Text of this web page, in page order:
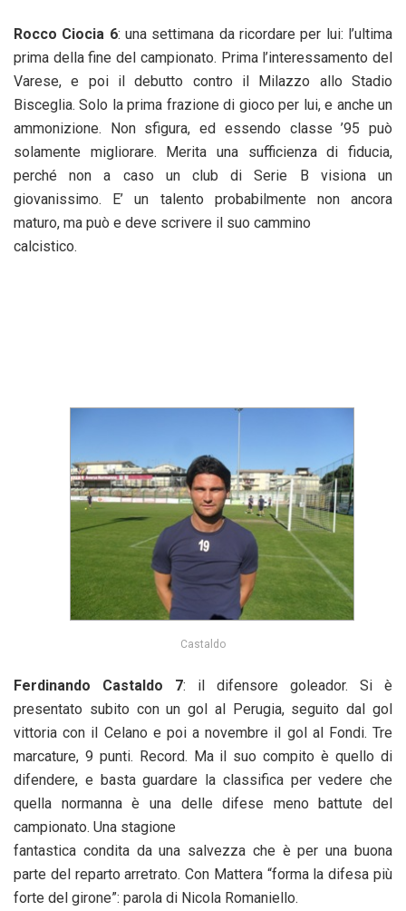
Rocco Ciocia 6: una settimana da ricordare per lui: l’ultima
prima della fine del campionato. Prima l’interessamento del
Varese, e poi il debutto contro il Milazzo allo Stadio
Bisceglia. Solo la prima frazione di gioco per lui, e anche un
ammonizione. Non sfigura, ed essendo classe ’95 può
solamente migliorare. Merita una sufficienza di fiducia,
perché non a caso un club di Serie B visiona un
giovanissimo. E’ un talento probabilmente non ancora
maturo, ma può e deve scrivere il suo cammino
calcistico.
Castaldo
Ferdinando Castaldo 7: il difensore goleador. Si è
presentato subito con un gol al Perugia, seguito dal gol
vittoria con il Celano e poi a novembre il gol al Fondi. Tre
marcature, 9 punti. Record. Ma il suo compito è quello di
difendere, e basta guardare la classifica per vedere che
quella normanna è una delle difese meno battute del
campionato. Una stagione
fantastica condita da una salvezza che è per una buona
parte del reparto arretrato. Con Mattera “forma la difesa più
forte del girone”: parola di Nicola Romaniello.